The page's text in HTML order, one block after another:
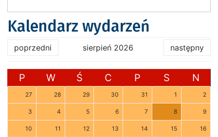
Kalendarz wydarzeń
poprzedni sierpień 2026 następny
P W Ś C P S N
27 28 29 30 31 1 2
3 4 5 6 7 8 9
10 11 12 13 14 15 16